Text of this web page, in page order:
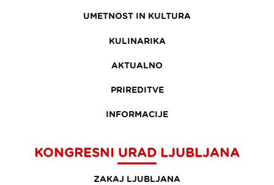
UMETNOST IN KULTURA
KULINARIKA
AKTUALNO
PRIREDITVE
INFORMACIJE
KONGRESNI URAD LJUBLJANA
ZAKAJ LJUBLJANA